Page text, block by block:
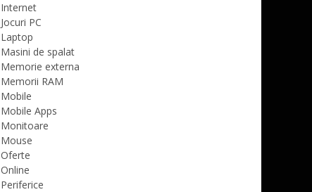
Internet
Jocuri PC
Laptop
Masini de spalat
Memorie externa
Memorii RAM
Mobile
Mobile Apps
Monitoare
Mouse
Oferte
Online
Periferice